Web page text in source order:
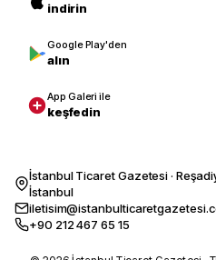
indirin
Google Play'den
alın
App Galeri ile
keşfedin
İstanbul Ticaret Gazetesi ·
İstanbul
+90 212 467 65 15